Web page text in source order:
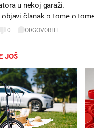
u nekoj garaži.
objavi članak o tome o
0 ODGOVORITE
JOŠ